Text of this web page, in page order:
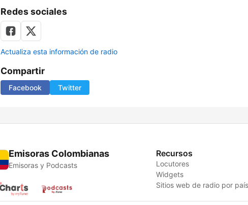
Redes sociales
Actualiza esta información de radio
Compartir
Facebook Twitter
Emisoras Colombianas
Emisoras y Podcasts
Recursos
Locutores
Widgets
Sitios web de radio por país